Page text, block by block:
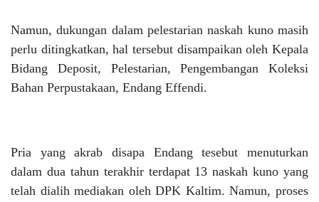
Namun, dukungan dalam pelestarian naskah kuno masih
perlu ditingkatkan, hal tersebut disampaikan oleh Kepala
Bidang Deposit, Pelestarian, Pengembangan Koleksi
Bahan Perpustakaan, Endang Effendi.
Pria yang akrab disapa Endang tesebut menuturkan
dalam dua tahun terakhir terdapat 13 naskah kuno yang
telah dialih mediakan oleh DPK Kaltim. Namun, proses